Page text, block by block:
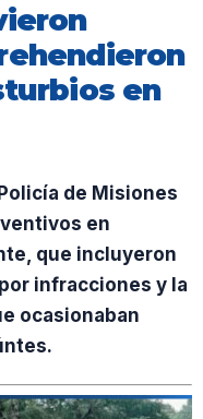
en
de Misiones
en
que incluyeron
infracciones y la
ocasionaban